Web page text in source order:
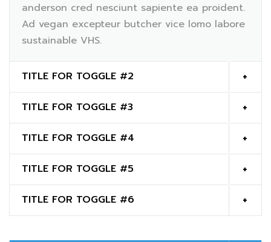
anderson cred nesciunt sapiente ea proident.
Ad vegan excepteur butcher vice lomo labore
sustainable VHS.
TITLE FOR TOGGLE #2
TITLE FOR TOGGLE #3
TITLE FOR TOGGLE #4
TITLE FOR TOGGLE #5
TITLE FOR TOGGLE #6